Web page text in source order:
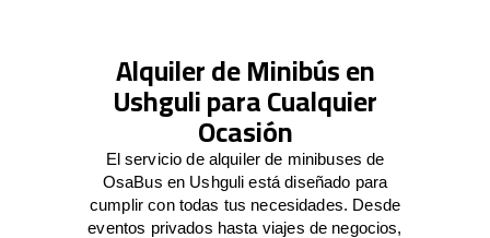
Alquiler de Minibús en
Ushguli para Cualquier
Ocasión
El servicio de alquiler de minibuses de
OsaBus en Ushguli está diseñado para
cumplir con todas tus necesidades. Desde
eventos privados hasta viajes de negocios,